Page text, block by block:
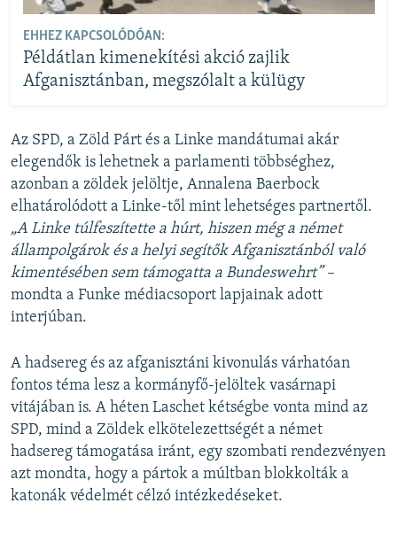
EHHEZ KAPCSOLÓDÓAN:
Példátlan kimenekítési akció zajlik
Afganisztánban, megszólalt a külügy
Az SPD, a Zöld Párt és a Linke mandátumai akár
elegendők is lehetnek a parlamenti többséghez,
azonban a zöldek jelöltje, Annalena Baerbock
elhatárolódott a Linke-től mint lehetséges partnertől.
„A Linke túlfeszítette a húrt, hiszen még a német
állampolgárok és a helyi segítők Afganisztánból való
kimentésében sem támogatta a Bundeswehrt” –
mondta a Funke médiacsoport lapjainak adott
interjúban.
A hadsereg és az afganisztáni kivonulás várhatóan
fontos téma lesz a kormányfő-jelöltek vasárnapi
vitájában is. A héten Laschet kétségbe vonta mind az
SPD, mind a Zöldek elkötelezettségét a német
hadsereg támogatása iránt, egy szombati rendezvényen
azt mondta, hogy a pártok a múltban blokkolták a
katonák védelmét célzó intézkedéseket.